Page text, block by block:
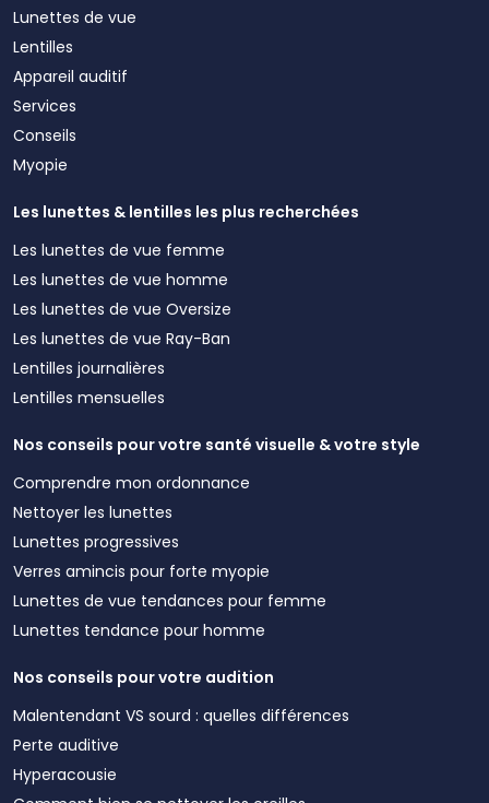
Lunettes de vue
Lentilles
Appareil auditif
Services
Conseils
Myopie
Les lunettes & lentilles les plus recherchées
Les lunettes de vue femme
Les lunettes de vue homme
Les lunettes de vue Oversize
Les lunettes de vue Ray-Ban
Lentilles journalières
Lentilles mensuelles
Nos conseils pour votre santé visuelle & votre style
Comprendre mon ordonnance
Nettoyer les lunettes
Lunettes progressives
Verres amincis pour forte myopie
Lunettes de vue tendances pour femme
Lunettes tendance pour homme
Nos conseils pour votre audition
Malentendant VS sourd : quelles différences
Perte auditive
Hyperacousie